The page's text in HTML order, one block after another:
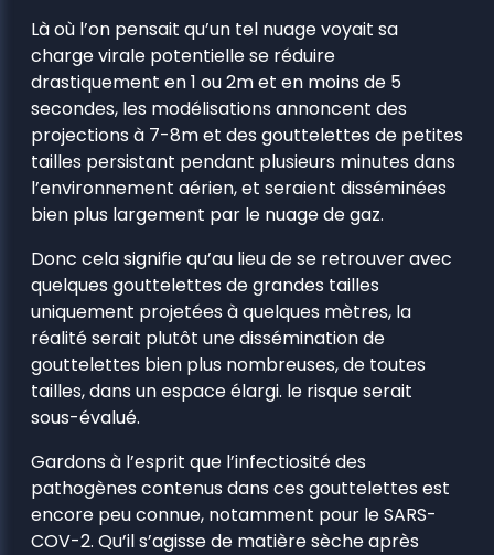
Là où l’on pensait qu’un tel nuage voyait sa
charge virale potentielle se réduire
drastiquement en 1 ou 2m et en moins de 5
secondes, les modélisations annoncent des
projections à 7-8m et des gouttelettes de petites
tailles persistant pendant plusieurs minutes dans
l’environnement aérien, et seraient disséminées
bien plus largement par le nuage de gaz.
Donc cela signifie qu’au lieu de se retrouver avec
quelques gouttelettes de grandes tailles
uniquement projetées à quelques mètres, la
réalité serait plutôt une dissémination de
gouttelettes bien plus nombreuses, de toutes
tailles, dans un espace élargi. le risque serait
sous-évalué.
Gardons à l’esprit que l’infectiosité des
pathogènes contenus dans ces gouttelettes est
encore peu connue, notamment pour le SARS-
COV-2. Qu’il s’agisse de matière sèche après